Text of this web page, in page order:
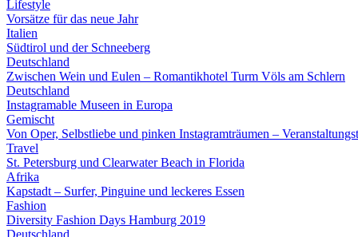
Lifestyle
Vorsätze für das neue Jahr
Italien
Südtirol und der Schneeberg
Deutschland
Zwischen Wein und Eulen – Romantikhotel Turm Völs am Schlern
Deutschland
Instagramable Museen in Europa
Gemischt
Von Oper, Selbstliebe und pinken Instagramträumen –
Travel
St. Petersburg und Clearwater Beach in Florida
Afrika
Kapstadt – Surfer, Pinguine und leckeres Essen
Fashion
Diversity Fashion Days Hamburg 2019
Deutschland